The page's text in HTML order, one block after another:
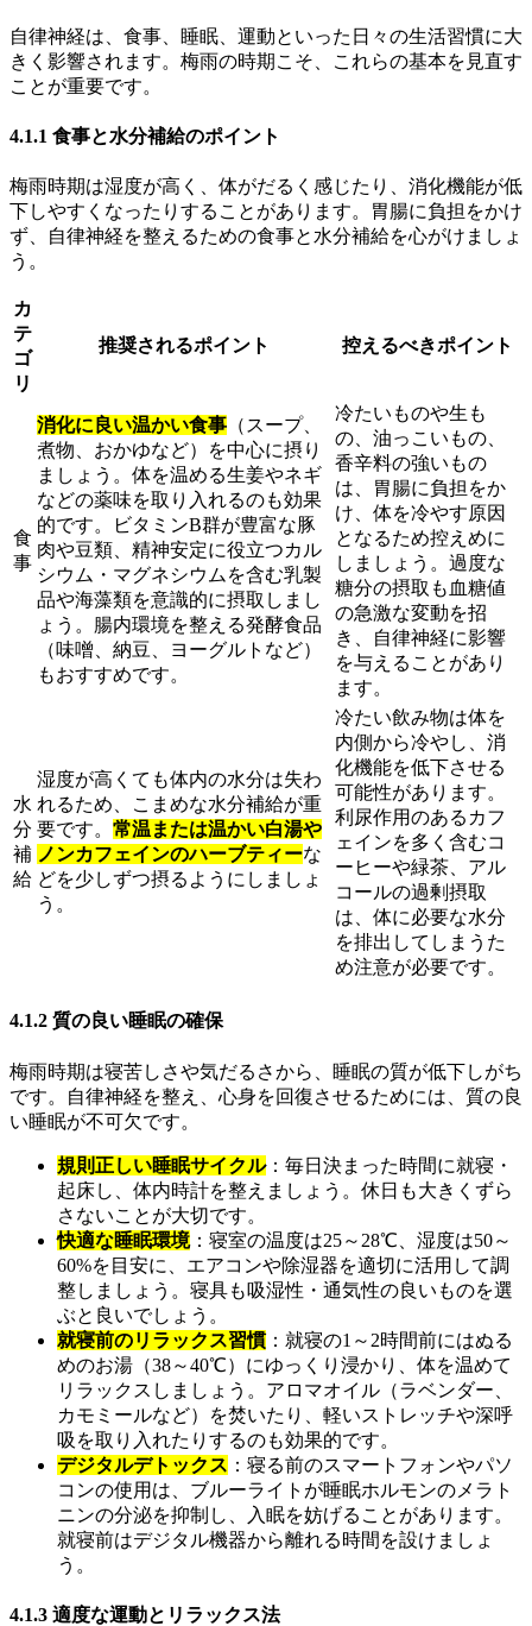
自律神経は、食事、睡眠、運動といった日々の生活習慣に大
きく影響されます。梅雨の時期こそ、これらの基本を見直す
ことが重要です。
4.1.1 食事と水分補給のポイント
梅雨時期は湿度が高く、体がだるく感じたり、消化機能が低
下しやすくなったりすることがあります。胃腸に負担をかけ
ず、自律神経を整えるための食事と水分補給を心がけましょ
う。
カ
テ
ゴ
リ
推奨されるポイント 控えるべきポイント
食
事
消化に良い温かい食事 （スープ、
煮物、おかゆなど）を中心に摂り
ましょう。体を温める生姜やネギ
などの薬味を取り入れるのも効果
的です。ビタミンB群が豊富な豚
肉や豆類、精神安定に役立つカル
シウム・マグネシウムを含む乳製
品や海藻類を意識的に摂取しまし
ょう。腸内環境を整える発酵食品
（味噌、納豆、ヨーグルトなど）
もおすすめです。
冷たいものや生も
の、油っこいもの、
香辛料の強いもの
は、胃腸に負担をか
け、体を冷やす原因
となるため控えめに
しましょう。過度な
糖分の摂取も血糖値
の急激な変動を招
き、自律神経に影響
を与えることがあり
ます。
水
分
補
給
湿度が高くても体内の水分は失わ
れるため、こまめな水分補給が重
要です。 常温または温かい白湯や
ノンカフェインのハーブティーな
どを少しずつ摂るようにしましょ
う。
冷たい飲み物は体を
内側から冷やし、消
化機能を低下させる
可能性があります。
利尿作用のあるカフ
ェインを多く含むコ
ーヒーや緑茶、アル
コールの過剰摂取
は、体に必要な水分
を排出してしまうた
め注意が必要です。
4.1.2 質の良い睡眠の確保
梅雨時期は寝苦しさや気だるさから、睡眠の質が低下しがち
です。自律神経を整え、心身を回復させるためには、質の良
い睡眠が不可欠です。
規則正しい睡眠サイクル：毎日決まった時間に就寝・
起床し、体内時計を整えましょう。休日も大きくずら
さないことが大切です。
快適な睡眠環境：寝室の温度は25～28℃、湿度は50～
60%を目安に、エアコンや除湿器を適切に活用して調
整しましょう。寝具も吸湿性・通気性の良いものを選
ぶと良いでしょう。
就寝前のリラックス習慣：就寝の1～2時間前にはぬる
めのお湯（38～40℃）にゆっくり浸かり、体を温めて
リラックスしましょう。アロマオイル（ラベンダー、
カモミールなど）を焚いたり、軽いストレッチや深呼
吸を取り入れたりするのも効果的です。
デジタルデトックス ：寝る前のスマートフォンやパソ
コンの使用は、ブルーライトが睡眠ホルモンのメラト
ニンの分泌を抑制し、入眠を妨げることがあります。
就寝前はデジタル機器から離れる時間を設けましょ
う。
4.1.3 適度な運動とリラックス法